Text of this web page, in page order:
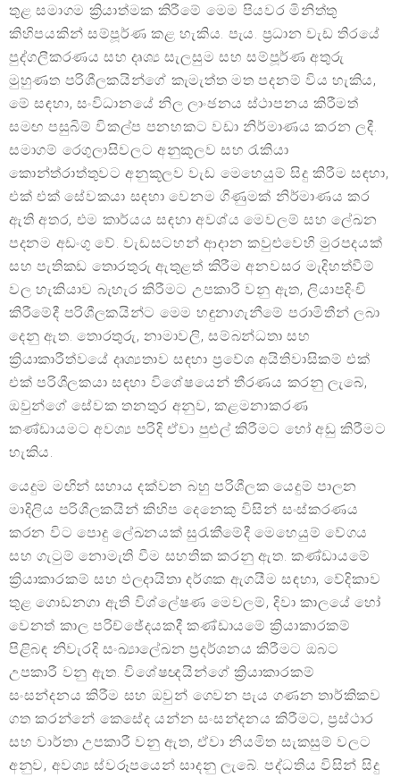
තුළ සමාගම ක්‍රියාත්මක කිරීමේ මෙම පියවර මිනිත්තු
කිහිපයකින් සම්පූර්ණ කළ හැකිය. පැය. ප්‍රධාන වැඩ තිරයේ
පුද්ගලීකරණය සහ දෘශ්‍ය සැලසුම සහ සම්පූර්ණ අතුරු
මුහුණත පරිශීලකයින්ගේ කැමැත්ත මත පදනම් විය හැකිය,
මේ සඳහා, සංවිධානයේ නිල ලාංඡනය ස්ථාපනය කිරීමත්
සමඟ පසුබිම් විකල්ප පනහකට වඩා නිර්මාණය කරන ලදී.
සමාගම් රෙගුලාසිවලට අනුකූලව සහ රැකියා
කොන්ත්රාත්තුවට අනුකූලව වැඩ මෙහෙයුම් සිදු කිරීම සඳහා,
එක් එක් සේවකයා සඳහා වෙනම ගිණුමක් නිර්මාණය කර
ඇති අතර, එම කාර්යය සඳහා අවශ්ය මෙවලම් සහ ලේඛන
පදනම අඩංගු වේ. වැඩසටහන් ආදාන කවුළුවෙහි මුරපදයක්
සහ පැතිකඩ තොරතුරු ඇතුළත් කිරීම අනවසර මැදිහත්වීම්
වල හැකියාව බැහැර කිරීමට උපකාරී වනු ඇත, ලියාපදිංචි
කිරීමේදී පරිශීලකයින්ට මෙම හඳුනාගැනීමේ පරාමිතීන් ලබා
දෙනු ඇත. තොරතුරු, නාමාවලි, සම්බන්ධතා සහ
ක්‍රියාකාරීත්වයේ දෘශ්‍යතාව සඳහා ප්‍රවේශ අයිතිවාසිකම් එක්
එක් පරිශීලකයා සඳහා විශේෂයෙන් තීරණය කරනු ලැබේ,
ඔවුන්ගේ සේවක තනතුර අනුව, කළමනාකරණ
කණ්ඩායමට අවශ්‍ය පරිදි ඒවා පුළුල් කිරීමට හෝ අඩු කිරීමට
හැකිය.
යෙදුම මඟින් සහාය දක්වන බහු පරිශීලක යෙදුම් පාලන
මාදිලිය පරිශීලකයින් කිහිප දෙනෙකු විසින් සංස්කරණය
කරන විට පොදු ලේඛනයක් සුරැකීමේදී මෙහෙයුම් වේගය
සහ ගැටුම් නොමැති වීම සහතික කරනු ඇත. කණ්ඩායමේ
ක්‍රියාකාරකම් සහ ඵලදායිතා දර්ශක ඇගයීම සඳහා, වේදිකාව
තුළ ගොඩනගා ඇති විශ්ලේෂණ මෙවලම්, දිවා කාලයේ හෝ
වෙනත් කාල පරිච්ඡේදයකදී කණ්ඩායමේ ක්‍රියාකාරකම්
පිළිබඳ නිවැරදි සංඛ්‍යාලේඛන ප්‍රදර්ශනය කිරීමට ඔබට
උපකාරී වනු ඇත. විශේෂඥයින්ගේ ක්‍රියාකාරකම්
සංසන්දනය කිරීම සහ ඔවුන් ගෙවන පැය ගණන තාර්කිකව
ගත කරන්නේ කෙසේද යන්න සංසන්දනය කිරීමට, ප්‍රස්ථාර
සහ වාර්තා උපකාරී වනු ඇත, ඒවා නියමිත සැකසුම් වලට
අනුව, අවශ්‍ය ස්වරූපයෙන් සාදනු ලැබේ. පද්ධතිය විසින් සිදු